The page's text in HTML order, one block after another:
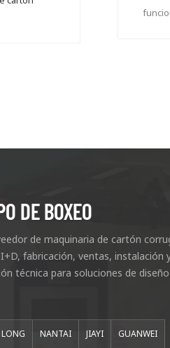
DE BOXEO
de maquinaria de cartón
fabricación, ventas, instalación
técnica para soluciones de
LONG NANTAI JIAYI GUANWEI